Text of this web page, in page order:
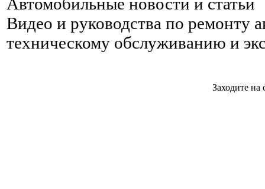
Видео и руководства по ремонту
техническому обслуживанию и
Заходите на